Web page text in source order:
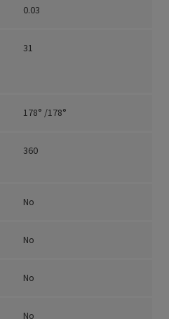
0.03
31
178° /178°
360
No
No
No
No